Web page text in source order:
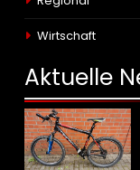
Wirtschaft
Aktuelle